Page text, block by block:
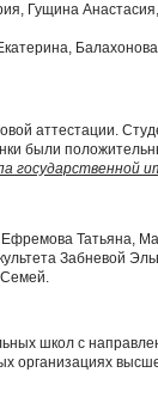
Гущина
аттестации.
были
государственной
Ефремова Татьяна,
Забневой
Семей.
школ с
организациях